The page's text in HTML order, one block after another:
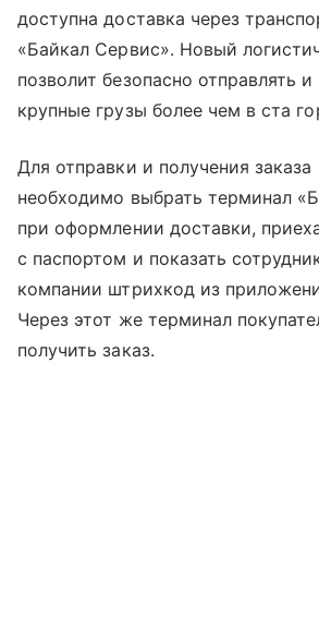
доступна доставка через
«Байкал Сервис». Новый
позволит безопасно отправлять и
крупные грузы более чем в ста
Для отправки и получения заказа
необходимо выбрать терминал
при оформлении доставки,
с паспортом и показать
компании штрихкод из
Через этот же терминал
получить заказ.